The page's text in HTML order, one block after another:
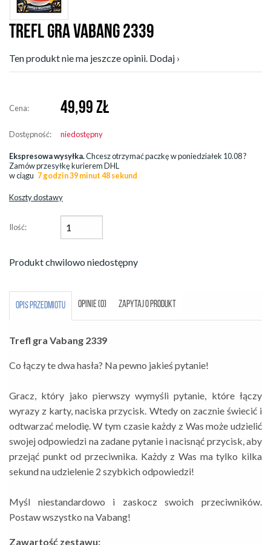
TREFL GRA VABANG 2339
Ten produkt nie ma jeszcze opinii. Dodaj ›
Cena: 49,99 ZŁ
Dostępność: niedostępny
Ekspresowa wysyłka.Chcesz otrzymać paczkę wponiedziałek 10.08?
Zamów przesyłkę kurierem DHL
w ciągu 7 godzin 39 minut 46 sekund
Koszty dostawy
Ilość:
Produkt chwilowo niedostępny
OPIS PRZEDMIOTU OPINIE (0) ZAPYTAJ O PRODUKT
Trefl gra Vabang 2339
Co łączy te dwa hasła? Na pewno jakieś pytanie!
Gracz, który jako pierwszy wymyśli pytanie, które łączy
wyrazy z karty, naciska przycisk. Wtedy on zacznie świecić i
odtwarzać melodię. W tym czasie każdy z Was może udzielić
swojej odpowiedzi na zadane pytanie i nacisnąć przycisk, aby
przejąć punkt od przeciwnika. Każdy z Was ma tylko kilka
sekund na udzielenie 2 szybkich odpowiedzi!
Myśl niestandardowo i zaskocz swoich przeciwników.
Postaw wszystko na Vabang!
Zawartość zestawu: